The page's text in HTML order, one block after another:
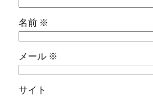
名前 ※
メール ※
サイト